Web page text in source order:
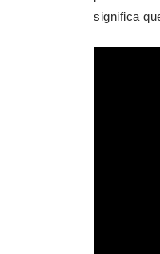
significa